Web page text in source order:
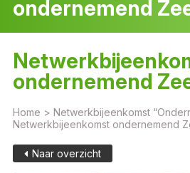
ondernemend
ondernemend
Home > Netwerkbijeenkomst
Netwerkbijeenkomst ondernemend
Naar overzicht